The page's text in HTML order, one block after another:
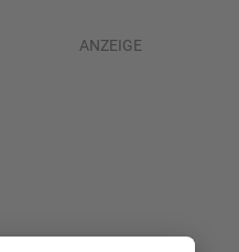
ANZEIGE